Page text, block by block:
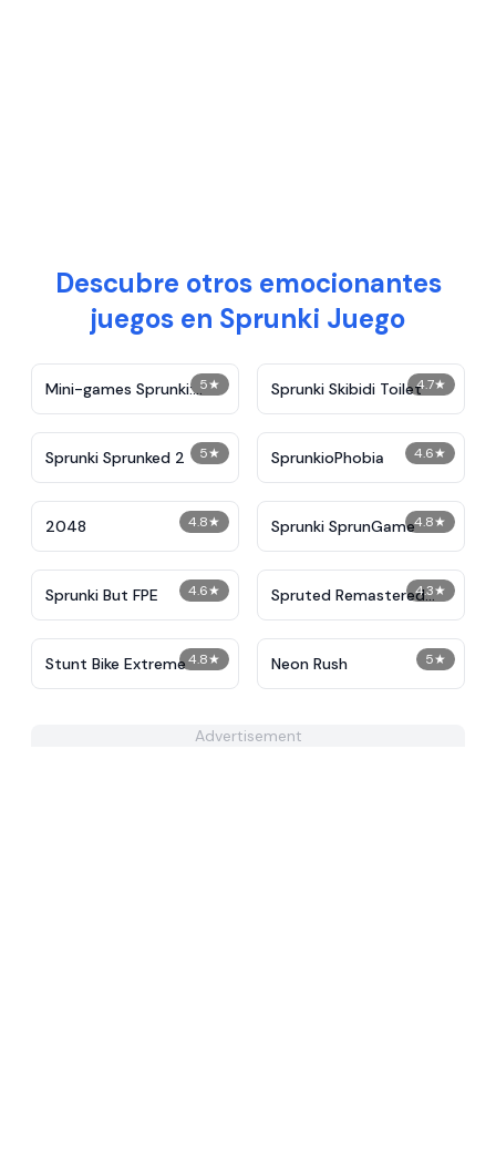
Descubre otros emocionantes
juegos en Sprunki Juego
5★
Mini-games Sprunki:
Sounds & Relaxation
4.7★
Sprunki Skibidi Toilet
5★
Sprunki Sprunked 2 4.6★
SprunkioPhobia
4.8★
2048 4.8★
Sprunki SprunGame
4.6★
Sprunki But FPE 4.3★
Spruted Remastered
Final Update
4.8★
Stunt Bike Extreme 5★
Neon Rush
Advertisement